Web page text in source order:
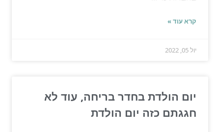
קרא עוד »
יול 05, 2022
יום הולדת בחדר בריחה, עוד לא
חגגתם כזה יום הולדת